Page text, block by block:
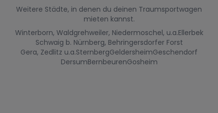
Weitere Städte, in denen du deinen Traumsportwagen
mieten kannst.
Winterborn, Waldgrehweiler, Niedermoschel, u.a.Ellerbek
Schwaig b. Nürnberg, Behringersdorfer Forst
Gera, Zedlitz u.a.SternbergGeldersheimGeschendorf
DersumBernbeurenGosheim